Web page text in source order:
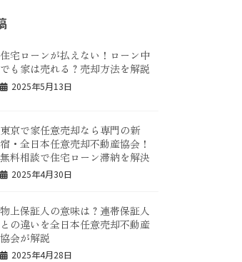
住宅ローンが払えない！ローン中
でも家は売れる？売却方法を解説
2025年5月13日
東京で家任意売却なら専門の新
宿・全日本任意売却不動産協会！
無料相談で住宅ローン滞納を解決
2025年4月30日
物上保証人の意味は？連帯保証人
との違いを全日本任意売却不動産
協会が解説
2025年4月28日